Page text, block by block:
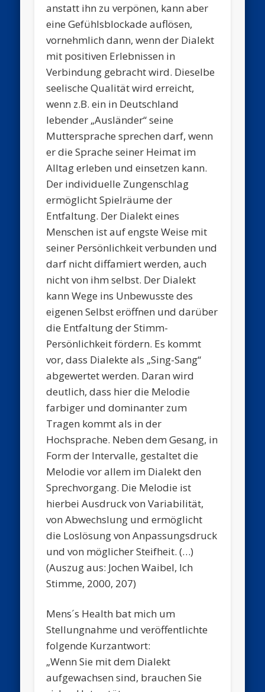
anstatt ihn zu verpönen, kann aber
eine Gefühlsblockade auflösen,
vornehmlich dann, wenn der Dialekt
mit positiven Erlebnissen in
Verbindung gebracht wird. Dieselbe
seelische Qualität wird erreicht,
wenn z.B. ein in Deutschland
lebender „Ausländer“ seine
Muttersprache sprechen darf, wenn
er die Sprache seiner Heimat im
Alltag erleben und einsetzen kann.
Der individuelle Zungenschlag
ermöglicht Spielräume der
Entfaltung. Der Dialekt eines
Menschen ist auf engste Weise mit
seiner Persönlichkeit verbunden und
darf nicht diffamiert werden, auch
nicht von ihm selbst. Der Dialekt
kann Wege ins Unbewusste des
eigenen Selbst eröffnen und darüber
die Entfaltung der Stimm-
Persönlichkeit fördern. Es kommt
vor, dass Dialekte als „Sing-Sang“
abgewertet werden. Daran wird
deutlich, dass hier die Melodie
farbiger und dominanter zum
Tragen kommt als in der
Hochsprache. Neben dem Gesang, in
Form der Intervalle, gestaltet die
Melodie vor allem im Dialekt den
Sprechvorgang. Die Melodie ist
hierbei Ausdruck von Variabilität,
von Abwechslung und ermöglicht
die Loslösung von Anpassungsdruck
und von möglicher Steifheit. (…)
(Auszug aus: Jochen Waibel, Ich
Stimme, 2000, 207)
Mens´s Health bat mich um
Stellungnahme und veröffentlichte
folgende Kurzantwort:
„Wenn Sie mit dem Dialekt
aufgewachsen sind, brauchen Sie